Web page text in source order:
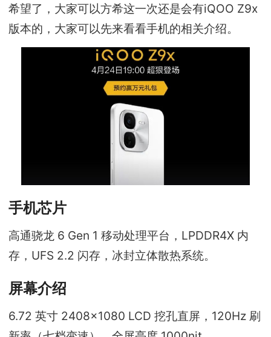
希望了，大家可以方希这一次还是会有iQOO Z9x
版本的， 大家可以先来看看手机的相关介绍。
手机芯片
高通骁龙 6 Gen 1 移动处理平台，LPDDR4X 内
存，UFS 2.2 闪存，冰封立体散热系统。
屏幕介绍
6.72 英寸 2408×1080 LCD 挖孔直屏，120Hz 刷